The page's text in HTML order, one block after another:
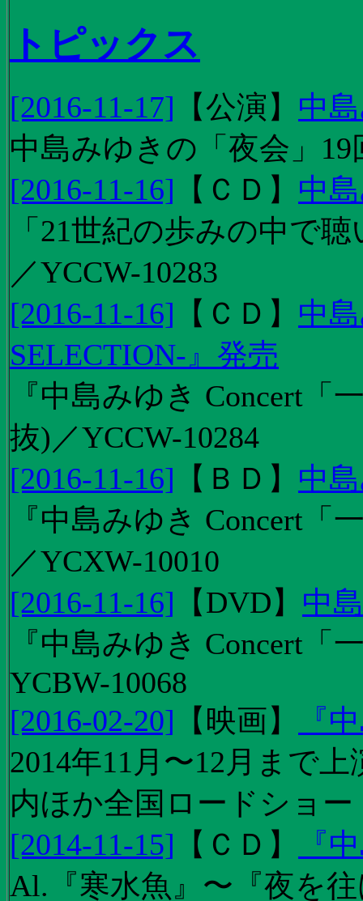
トピックス
[2016-11-17] 【公演 】 中
中島みゆきの「夜会」
[2016-11-16] 【 ＣＤ 】 中
「21世紀の歩みの中で
／YCCW-10283
[2016-11-16] 【 ＣＤ 】 中
SELECTION-』発売
『中島みゆき Concert
抜)／YCCW-10284
[2016-11-16] 【 ＢＤ 】 中
『中島みゆき Concert
／YCXW-10010
[2016-11-16] 【DVD】 中
『中島みゆき Concert
YCBW-10068
[2016-02-20] 【 映画】
『
2014年11月〜12月まで
内ほか全国ロードショー
[2014-11-15] 【 ＣＤ 】
『
Al.『寒水魚』〜『夜を